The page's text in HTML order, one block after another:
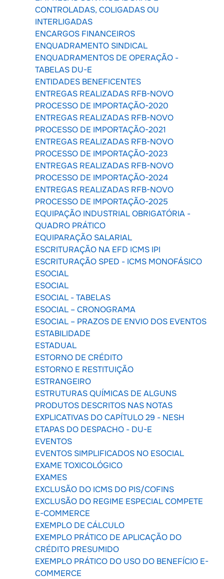
CONTROLADAS, COLIGADAS OU
INTERLIGADAS
ENCARGOS FINANCEIROS
ENQUADRAMENTO SINDICAL
ENQUADRAMENTOS DE OPERAÇÃO -
TABELAS DU-E
ENTIDADES BENEFICENTES
ENTREGAS REALIZADAS RFB-NOVO
PROCESSO DE IMPORTAÇÃO-2020
ENTREGAS REALIZADAS RFB-NOVO
PROCESSO DE IMPORTAÇÃO-2021
ENTREGAS REALIZADAS RFB-NOVO
PROCESSO DE IMPORTAÇÃO-2023
ENTREGAS REALIZADAS RFB-NOVO
PROCESSO DE IMPORTAÇÃO-2024
ENTREGAS REALIZADAS RFB-NOVO
PROCESSO DE IMPORTAÇÃO-2025
EQUIPAÇÃO INDUSTRIAL OBRIGATÓRIA -
QUADRO PRÁTICO
EQUIPARAÇÃO SALARIAL
ESCRITURAÇÃO NA EFD ICMS IPI
ESCRITURAÇÃO SPED - ICMS MONOFÁSICO
ESOCIAL
ESOCIAL
ESOCIAL - TABELAS
ESOCIAL – CRONOGRAMA
ESOCIAL – PRAZOS DE ENVIO DOS EVENTOS
ESTABILIDADE
ESTADUAL
ESTORNO DE CRÉDITO
ESTORNO E RESTITUIÇÃO
ESTRANGEIRO
ESTRUTURAS QUÍMICAS DE ALGUNS
PRODUTOS DESCRITOS NAS NOTAS
EXPLICATIVAS DO CAPÍTULO 29 - NESH
ETAPAS DO DESPACHO - DU-E
EVENTOS
EVENTOS SIMPLIFICADOS NO ESOCIAL
EXAME TOXICOLÓGICO
EXAMES
EXCLUSÃO DO ICMS DO PIS/COFINS
EXCLUSÃO DO REGIME ESPECIAL COMPETE
E-COMMERCE
EXEMPLO DE CÁLCULO
EXEMPLO PRÁTICO DE APLICAÇÃO DO
CRÉDITO PRESUMIDO
EXEMPLO PRÁTICO DO USO DO BENEFÍCIO E-
COMMERCE